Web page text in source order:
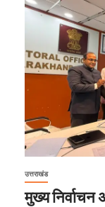
उत्तराखंड
मुख्य निर्वाचन